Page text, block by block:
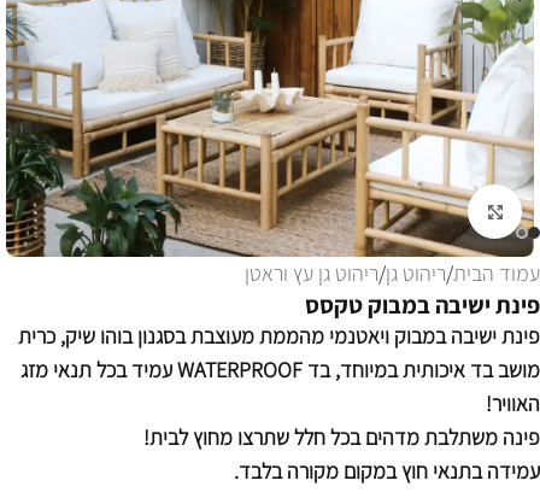
לחצו להגדלה
עמוד הבית/ריהוט גן/ריהוט גן עץ וראטן
פינת ישיבה במבוק טקסס
פינת ישיבה במבוק ויאטנמי מהממת מעוצבת בסגנון בוהו שיק, כרית
מושב בד איכותית במיוחד, בד WATERPROOF עמיד בכל תנאי מזג
האוויר!
פינה משתלבת מדהים בכל חלל שתרצו מחוץ לבית!
עמידה בתנאי חוץ במקום מקורה בלבד.